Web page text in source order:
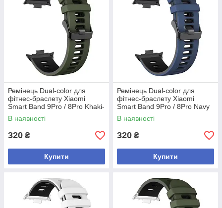
Ремінець Dual-color для
фітнес-браслету Xiaomi
Smart Band 9Pro / 8Pro Khaki-
black
В наявності
320 ₴
Купити
Ремінець Dual-color для
фітнес-браслету Xiaomi
Smart Band 9Pro / 8Pro Navy
blue-black
В наявності
320 ₴
Купити